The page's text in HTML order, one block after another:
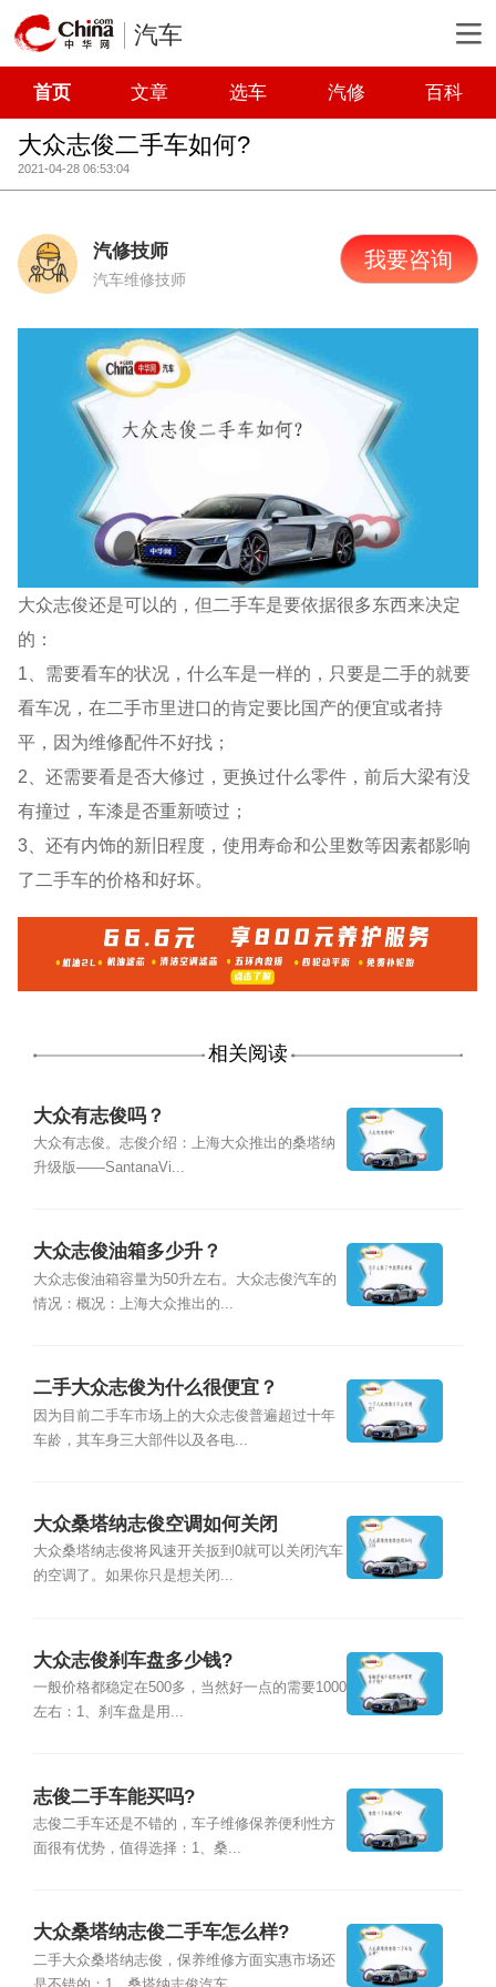
汽车
首页 文章 选车 汽修 百科
大众志俊二手车如何?
2021-04-28 06:53:04
汽修技师
汽车维修技师
我要咨询
大众志俊还是可以的，但二手车是要依据很多东西来决定
的：
1、需要看车的状况，什么车是一样的，只要是二手的就要
看车况，在二手市里进口的肯定要比国产的便宜或者持
平，因为维修配件不好找；
2、还需要看是否大修过，更换过什么零件，前后大梁有没
有撞过，车漆是否重新喷过；
3、还有内饰的新旧程度，使用寿命和公里数等因素都影响
了二手车的价格和好坏。
相关阅读
大众有志俊吗？
大众有志俊。志俊介绍：上海大众推出的桑塔纳
升级版——SantanaVi...
大众志俊油箱多少升？
大众志俊油箱容量为50升左右。大众志俊汽车的
情况：概况：上海大众推出的...
二手大众志俊为什么很便宜？
因为目前二手车市场上的大众志俊普遍超过十年
车龄，其车身三大部件以及各电...
大众桑塔纳志俊空调如何关闭
大众桑塔纳志俊将风速开关扳到0就可以关闭汽车
的空调了。如果你只是想关闭...
大众志俊刹车盘多少钱?
一般价格都稳定在500多，当然好一点的需要1000
左右：1、刹车盘是用...
志俊二手车能买吗?
志俊二手车还是不错的，车子维修保养便利性方
面很有优势，值得选择：1、桑...
大众桑塔纳志俊二手车怎么样?
二手大众桑塔纳志俊，保养维修方面实惠市场还